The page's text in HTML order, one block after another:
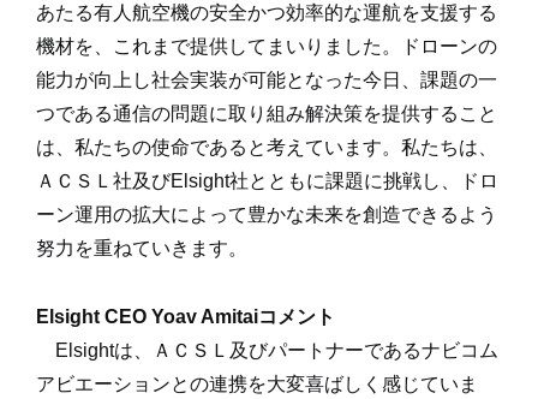
あたる有人航空機の安全かつ効率的な運航を支援する
機材を、これまで提供してまいりました。ドローンの
能力が向上し社会実装が可能となった今日、課題の一
つである通信の問題に取り組み解決策を提供すること
は、私たちの使命であると考えています。私たちは、
ＡＣＳＬ社及びElsight社とともに課題に挑戦し、ドロ
ーン運用の拡大によって豊かな未来を創造できるよう
努力を重ねていきます。
Elsight CEO Yoav Amitaiコメント
Elsightは、ＡＣＳＬ及びパートナーであるナビコム
アビエーションとの連携を大変喜ばしく感じていま